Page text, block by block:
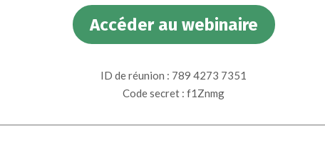
Accéder au webinaire
ID de réunion : 789 4273 7351
Code secret : f1Znmg